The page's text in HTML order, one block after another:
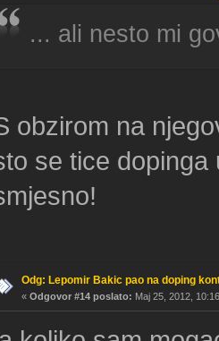
... ali nesto mi
obzirom na
se tice
Odg: Lepomir Bakic pao na doping
« Odgovor #14 poslato: Maj 25, 2012,